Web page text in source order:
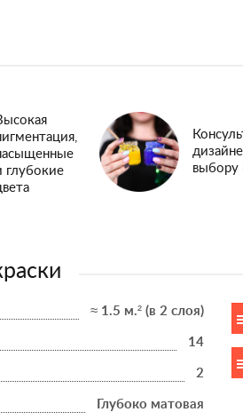
глубокие
выбору
≈ 1.5 м.² (в 2 слоя)
14
2
Глубоко матовая